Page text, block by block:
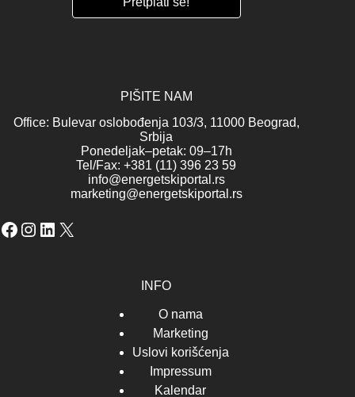
PIŠITE NAM
Office: Bulevar oslobođenja 103/3, 11000 Beograd,
Srbija
Ponedeljak–petak: 09–17h
Tel/Fax: +381 (11) 396 23 59
info@energetskiportal.rs
marketing@energetskiportal.rs
Facebook
Instagram
LinkedIn
X
INFO
O nama
Marketing
Uslovi korišćenja
Impressum
Kalendar